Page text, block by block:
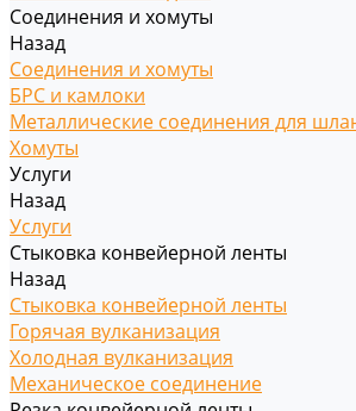
Соединения и хомуты
Назад
Соединения и хомуты
БРС и камлоки
Металлические соединения для
Хомуты
Услуги
Назад
Услуги
Стыковка конвейерной ленты
Назад
Стыковка конвейерной ленты
Горячая вулканизация
Холодная вулканизация
Механическое соединение